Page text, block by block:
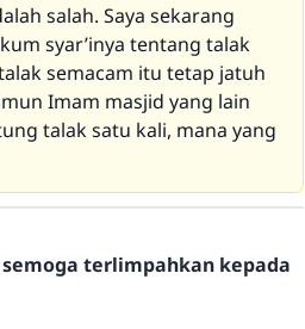
salah. Saya sekarang
syar’inya tentang talak
semacam itu tetap jatuh
Imam masjid yang lain
talak satu kali, mana yang
terlimpahkan kepada